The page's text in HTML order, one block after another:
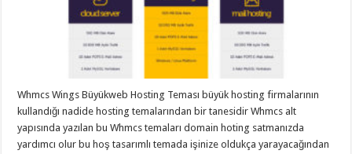
Whmcs Wings Büyükweb Hosting Teması büyük hosting firmalarının
kullandığı nadide hosting temalarından bir tanesidir Whmcs alt
yapısında yazılan bu Whmcs temaları domain hoting satmanızda
yardımcı olur bu hoş tasarımlı temada işinize oldukça yarayacağından